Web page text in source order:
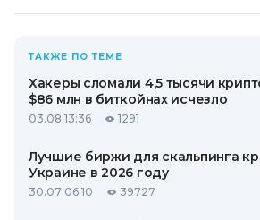
ТАКЖЕ ПО ТЕМЕ
Хакеры сломали 4,5 тысячи
$86 млн в биткойнах исчезло
03.08 13:36 1291
Лучшие биржи для скальпинга
Украине в 2026 году
30.07 06:10 39727